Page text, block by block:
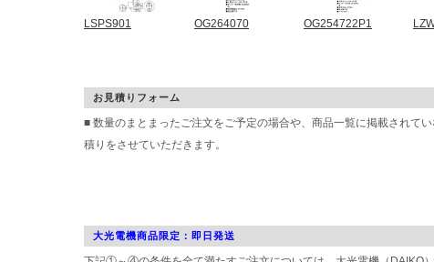
LSPS901 OG264070 OG254722P1
お見積りフォーム
■ 数量のまとまったご注文をご予定の場合や、商品一覧に掲載されて
積りをさせていただきます。
大光電機商品限定：即日発送